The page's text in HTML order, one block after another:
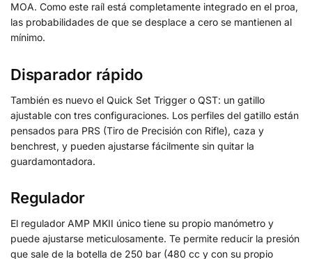
MOA. Como este raíl está completamente integrado en el proa,
las probabilidades de que se desplace a cero se mantienen al
mínimo.
Disparador rápido
También es nuevo el Quick Set Trigger o QST: un gatillo
ajustable con tres configuraciones. Los perfiles del gatillo están
pensados para PRS (Tiro de Precisión con Rifle), caza y
benchrest, y pueden ajustarse fácilmente sin quitar la
guardamontadora.
Regulador
El regulador AMP MKII único tiene su propio manómetro y
puede ajustarse meticulosamente. Te permite reducir la presión
que sale de la botella de 250 bar (480 cc y con su propio